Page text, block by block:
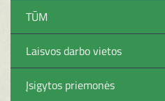
TŪM
Laisvos darbo vietos
Įsigytos priemonės